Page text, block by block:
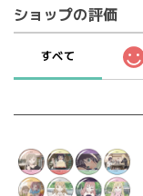
ショップの評価
すべて